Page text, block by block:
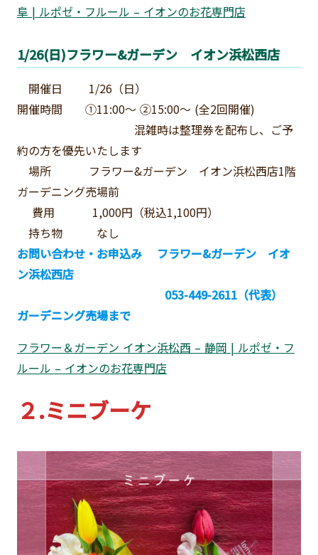
阜 | ルポゼ・フルール – イオンのお花専門店
1/26(日)フラワー&ガーデン イオン浜松西店
開催日 1/26（日）
開催時間 ①11:00～ ②15:00～ (全2回開催)
混雑時は整理券を配布し、ご予
約の方を優先いたします
場所 フラワー&ガーデン イオン浜松西店1階
ガーデニング売場前
費用 1,000円（税込1,100円）
持ち物 なし
お問い合わせ・お申込み フラワー&ガーデン イオ
ン浜松西店
053-449-2611（代表）
ガーデニング売場まで
フラワー＆ガーデン イオン浜松西 – 静岡 | ルポゼ・フ
ルール – イオンのお花専門店
２.ミニブーケ